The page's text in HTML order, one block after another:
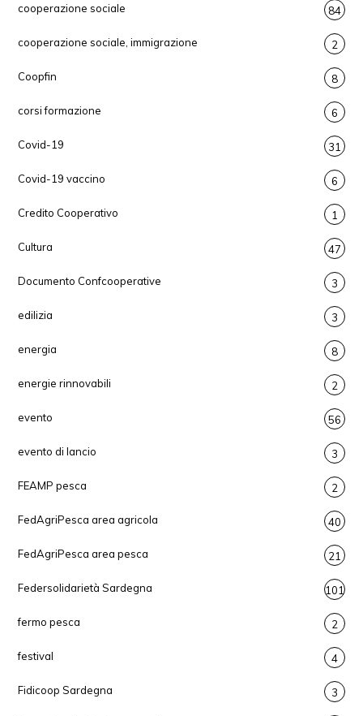
cooperazione sociale 84
cooperazione sociale, immigrazione 2
Coopfin 8
corsi formazione 6
Covid-19 31
Covid-19 vaccino 6
Credito Cooperativo 1
Cultura 47
Documento Confcooperative 3
edilizia 3
energia 8
energie rinnovabili 2
evento 56
evento di lancio 3
FEAMP pesca 2
FedAgriPesca area agricola 40
FedAgriPesca area pesca 21
Federsolidarietà Sardegna 101
fermo pesca 2
festival 4
Fidicoop Sardegna 3